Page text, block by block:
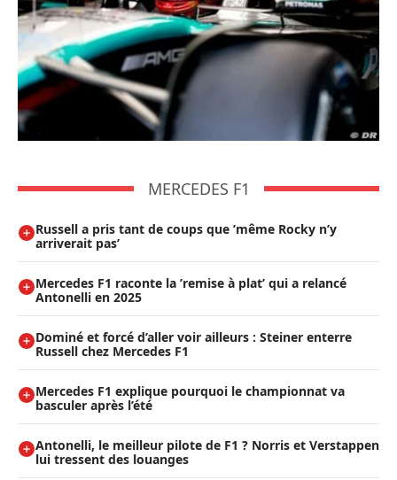
MERCEDES F1
Russell a pris tant de coups que ’même Rocky n’y
arriverait pas’
Mercedes F1 raconte la ’remise à plat’ qui a relancé
Antonelli en 2025
Dominé et forcé d’aller voir ailleurs : Steiner enterre
Russell chez Mercedes F1
Mercedes F1 explique pourquoi le championnat va
basculer après l’été
Antonelli, le meilleur pilote de F1 ? Norris et Verstappen
lui tressent des louanges